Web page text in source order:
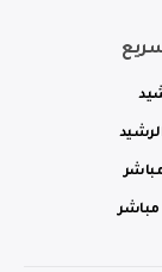
مباشر